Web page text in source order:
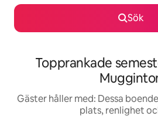
Sök
Topprankade
Gäster håller med: Dessa
plats, renlighet